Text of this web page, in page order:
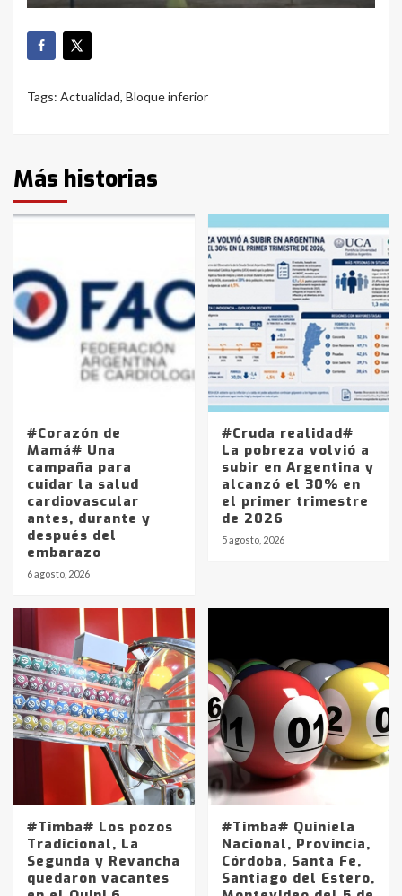
Tags: Actualidad, Bloque inferior
Más historias
#Corazón de
Mamá# Una
campaña para
cuidar la salud
cardiovascular
antes, durante y
después del
embarazo
6 agosto, 2026
#Cruda realidad#
La pobreza volvió a
subir en Argentina y
alcanzó el 30% en
el primer trimestre
de 2026
5 agosto, 2026
#Timba# Los pozos
Tradicional, La
Segunda y Revancha
quedaron vacantes
#Timba# Quiniela
Nacional, Provincia,
Córdoba, Santa Fe,
Santiago del Estero,